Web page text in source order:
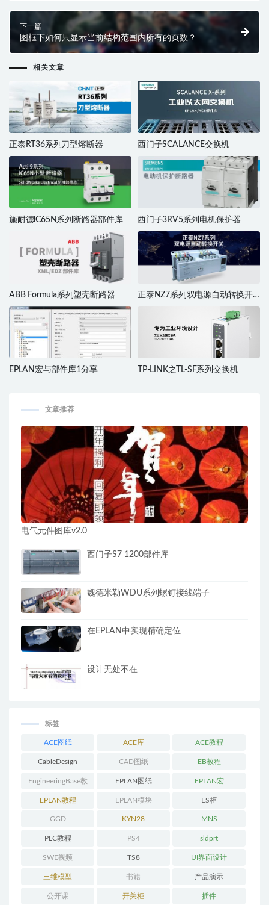
下一篇
图框下如何只显示当前结构范围内所有的页数？
相关文章
正泰RT36系列刀型熔断器 西门子SCALANCE交换机
施耐德iC65N系列断路器部件库 西门子3RV5系列电机保护器
ABB Formula系列塑壳断路器
正泰NZ7系列双电源自动转换开
EPLAN宏与部件库1分享 TP-LINK之TL-SF系列交换机
文章推荐
电气元件图库v2.0
西门子S7 1200部件库
魏德米勒WDU系列螺钉接线端子​
在EPLAN中实现精确定位
设计无处不在
标签
ACE图纸 ACE库 ACE教程
CableDesign CAD图纸 EB教程
EngineeringBase教
程
EPLAN图纸 EPLAN宏
EPLAN教程 EPLAN模块 ES柜
GGD KYN28 MNS
PLC教程 PS4 sldprt
SWE视频 TS8 UI界面设计
三维模型 书籍 产品演示
公开课 开关柜 插件